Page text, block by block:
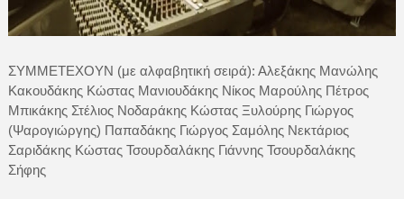
ΣΥΜΜΕΤΕΧΟΥΝ (με αλφαβητική σειρά): Αλεξάκης Μανώλης
Κακουδάκης Κώστας Μανιουδάκης Νίκος Μαρούλης Πέτρος
Μπικάκης Στέλιος Νοδαράκης Κώστας Ξυλούρης Γιώργος
(Ψαρογιώργης) Παπαδάκης Γιώργος Σαμόλης Νεκτάριος
Σαριδάκης Κώστας Τσουρδαλάκης Γιάννης Τσουρδαλάκης
Σήφης